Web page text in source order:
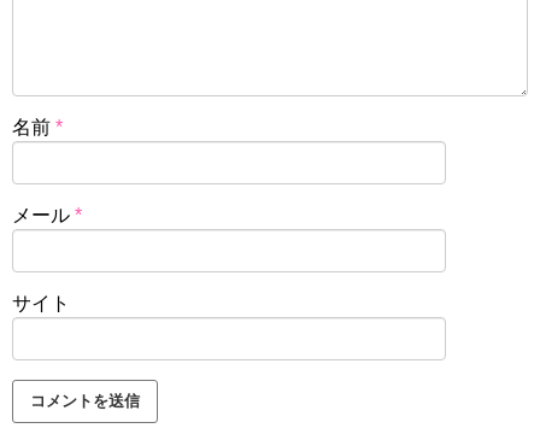
名前 *
メール *
サイト